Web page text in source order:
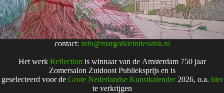
contact: info@margotkleintiessink.nl
Het werk Reflection is winnaar van de Amsterdam 750 jaar
Zomersalon Zuidoost Publieksprijs en is
geselecteerd voor de Grote Nederlandse Kunstkalender2026, o.a. hier
te verkrijgen